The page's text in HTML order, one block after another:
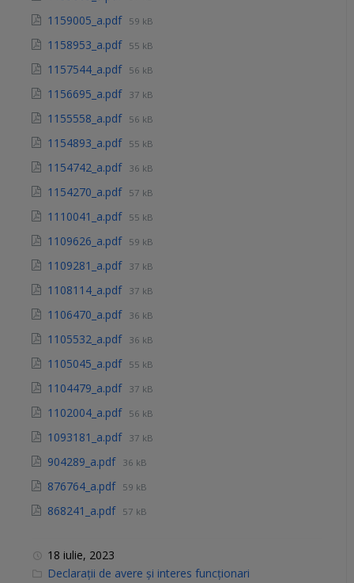
1159005_a.pdf 59 kB
1158953_a.pdf 55 kB
1157544_a.pdf 56 kB
1156695_a.pdf 37 kB
1155558_a.pdf 56 kB
1154893_a.pdf 55 kB
1154742_a.pdf 36 kB
1154270_a.pdf 57 kB
1110041_a.pdf 55 kB
1109626_a.pdf 59 kB
1109281_a.pdf 37 kB
1108114_a.pdf 37 kB
1106470_a.pdf 36 kB
1105532_a.pdf 36 kB
1105045_a.pdf 55 kB
1104479_a.pdf 37 kB
1102004_a.pdf 56 kB
1093181_a.pdf 37 kB
904289_a.pdf 36 kB
876764_a.pdf 59 kB
868241_a.pdf 57 kB
18 iulie, 2023
C
Declarații de avere și interes funcționari